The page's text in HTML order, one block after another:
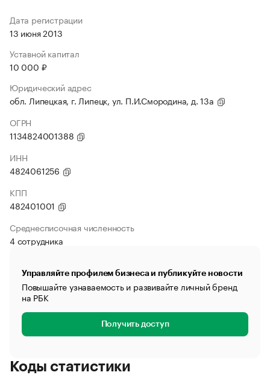
Дата регистрации
13 июня 2013
Уставной капитал
10 000 ₽
Юридический адрес
обл. Липецкая, г. Липецк, ул. П.И.Смородина, д. 13а
ОГРН
1134824001388
ИНН
4824061256
КПП
482401001
Среднесписочная численность
4 сотрудника
Управляйте профилем бизнеса и публикуйте новости
Повышайте узнаваемость и развивайте личный бренд
на РБК
Получить доступ
Коды статистики